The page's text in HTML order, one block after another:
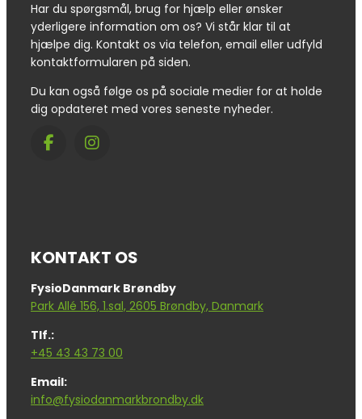
Har du spørgsmål, brug for hjælp eller ønsker
yderligere information om os? Vi står klar til at
hjælpe dig. Kontakt os via telefon, email eller udfyld
kontaktformularen på siden.
Du kan også følge os på sociale medier for at holde
dig opdateret med vores seneste nyheder.
KONTAKT OS
FysioDanmark Brøndby
Park Allé 156, 1.sal, 2605 Brøndby, Danmark
Tlf.:
+45 43 43 73 00
Email:
info@fysiodanmarkbrondby.dk